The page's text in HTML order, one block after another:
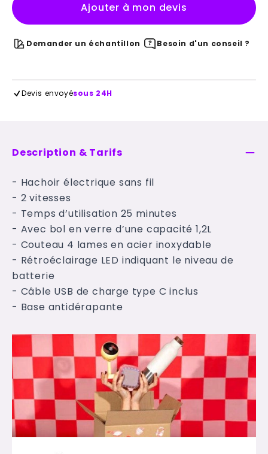
Ajouter à mon devis
Demander un échantillon Besoin d'un conseil ?
Devis envoyésous 24H
Description & Tarifs
- Hachoir électrique sans fil
- 2 vitesses
- Temps d’utilisation 25 minutes
- Avec bol en verre d’une capacité 1,2L
- Couteau 4 lames en acier inoxydable
- Rétroéclairage LED indiquant le niveau de
batterie
- Câble USB de charge type C inclus
- Base antidérapante